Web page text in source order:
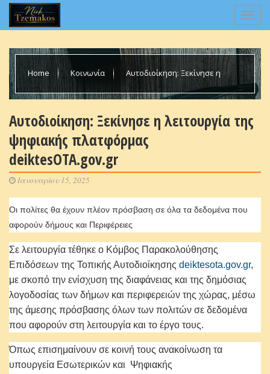
Home Κοινωνία Αυτοδιοίκηση: Ξεκίνησε η
Αυτοδιοίκηση: Ξεκίνησε η λειτουργία της
ψηφιακής πλατφόρμας
deiktesOTA.gov.gr
Ιανουαρίου 15, 2025
Οι πολίτες θα έχουν πλέον πρόσβαση σε όλα τα δεδομένα που
αφορούν δήμους και Περιφέρειες
Σε λειτουργία τέθηκε ο Κόμβος Παρακολούθησης
Επιδόσεων της Τοπικής Αυτοδιοίκησης deiktesota.gov.gr,
με σκοπό την ενίσχυση της διαφάνειας και της δημόσιας
λογοδοσίας των δήμων και περιφερειών της χώρας, μέσω
της άμεσης πρόσβασης όλων των πολιτών σε δεδομένα
που αφορούν στη λειτουργία και το έργο τους.
Όπως επισημαίνουν σε κοινή τους ανακοίνωση τα
υπουργεία Εσωτερικών και Ψηφιακής